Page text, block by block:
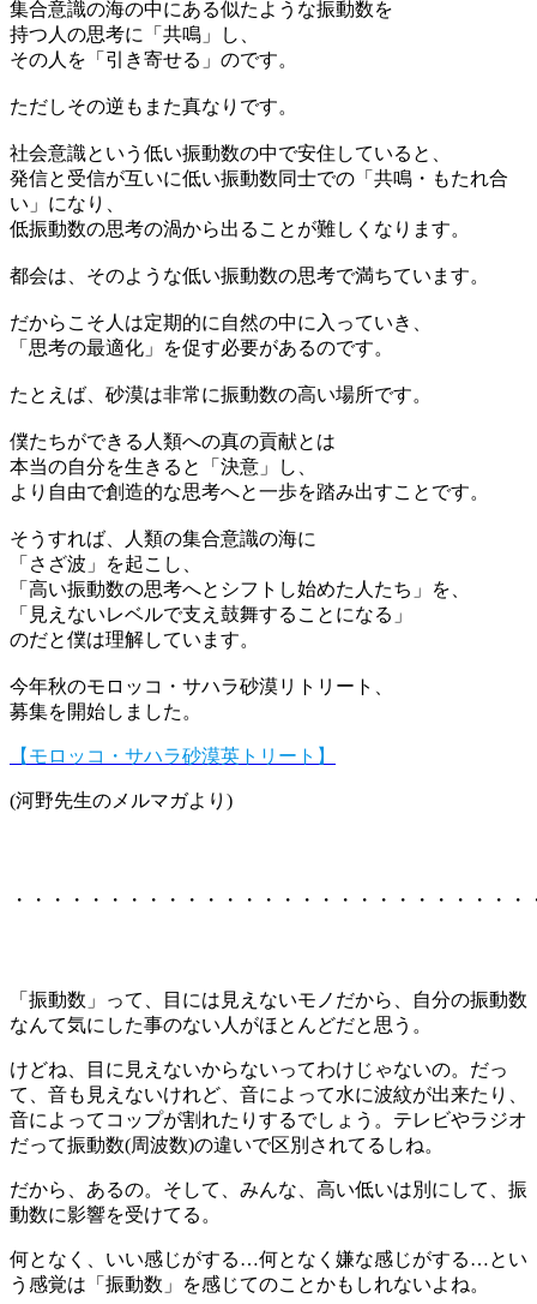
集合意識の海の中にある似たような振動数を
持つ人の思考に「共鳴」し、
その人を「引き寄せる」のです。
ただしその逆もまた真なりです。
社会意識という低い振動数の中で安住していると、
発信と受信が互いに低い振動数同士での「共鳴・もたれ合
い」になり、
低振動数の思考の渦から出ることが難しくなります。
都会は、そのような低い振動数の思考で満ちています。
だからこそ人は定期的に自然の中に入っていき、
「思考の最適化」を促す必要があるのです。
たとえば、砂漠は非常に振動数の高い場所です。
僕たちができる人類への真の貢献とは
本当の自分を生きると「決意」し、
より自由で創造的な思考へと一歩を踏み出すことです。
そうすれば、人類の集合意識の海に
「さざ波」を起こし、
「高い振動数の思考へとシフトし始めた人たち」を、
「見えないレベルで支え鼓舞することになる」
のだと僕は理解しています。
今年秋のモロッコ・サハラ砂漠リトリート、
募集を開始しました。
【モロッコ・サハラ砂漠英トリート】
(河野先生のメルマガより)
・・・・・・・・・・・・・・・・・・・・・・・・・・
「振動数」って、目には見えないモノだから、自分の振動数
なんて気にした事のない人がほとんどだと思う。
けどね、目に見えないからないってわけじゃないの。だっ
て、音も見えないけれど、音によって水に波紋が出来たり、
音によってコップが割れたりするでしょう。テレビやラジオ
だって振動数(周波数)の違いで区別されてるしね。
だから、あるの。そして、みんな、高い低いは別にして、振
動数に影響を受けてる。
何となく、いい感じがする…何となく嫌な感じがする…とい
う感覚は「振動数」を感じてのことかもしれないよね。